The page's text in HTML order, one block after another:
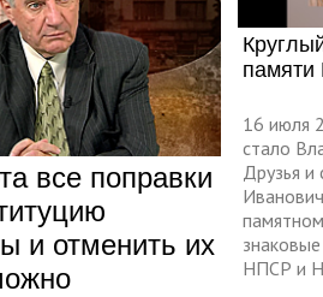
все поправки
и отменить их
16 июля
стало
Друзья и
НПСР и